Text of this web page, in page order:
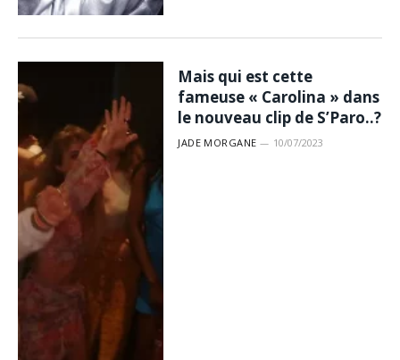
Mais qui est cette
fameuse « Carolina » dans
le nouveau clip de S’Paro..?
JADE MORGANE 10/07/2023